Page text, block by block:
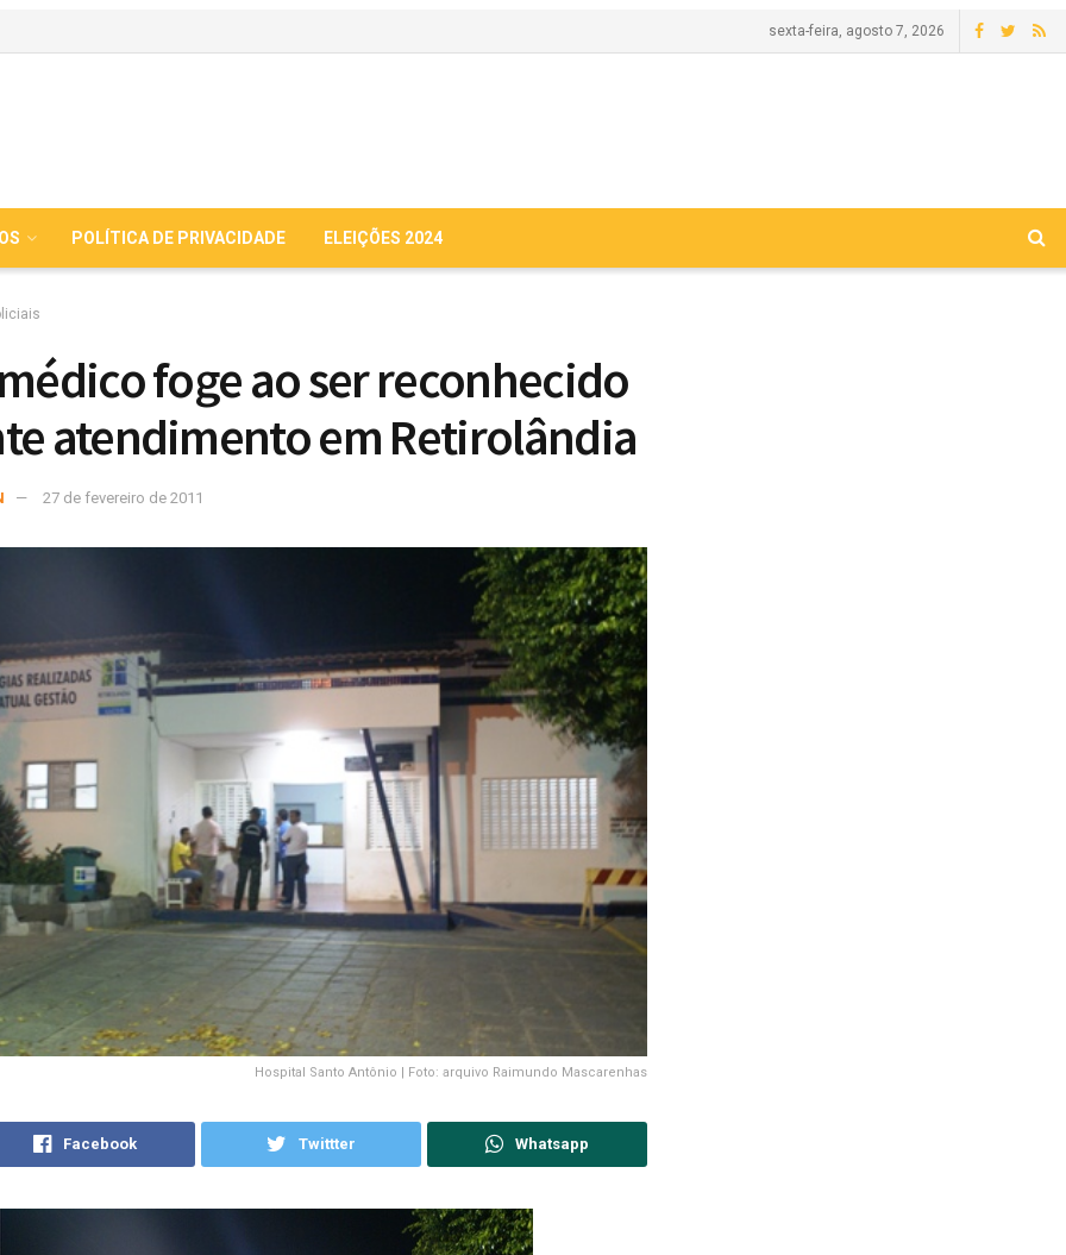
sexta-feira, agosto 7, 2026
POLÍTICA DE PRIVACIDADE ELEIÇÕES 2024
foge ao ser reconhecido
atendimento em Retirolândia
27 de fevereiro de 2011
Hospital Santo Antônio | Foto: arquivo Raimundo Mascarenhas
Facebook Twittter Whatsapp